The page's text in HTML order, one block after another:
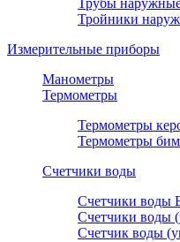
Трубы
Тройники
Измерительные приборы
Манометры
Термометры
Термометры
Термометры
Счетчики воды
Счетчики воды
Счетчики воды
Счетчик воды